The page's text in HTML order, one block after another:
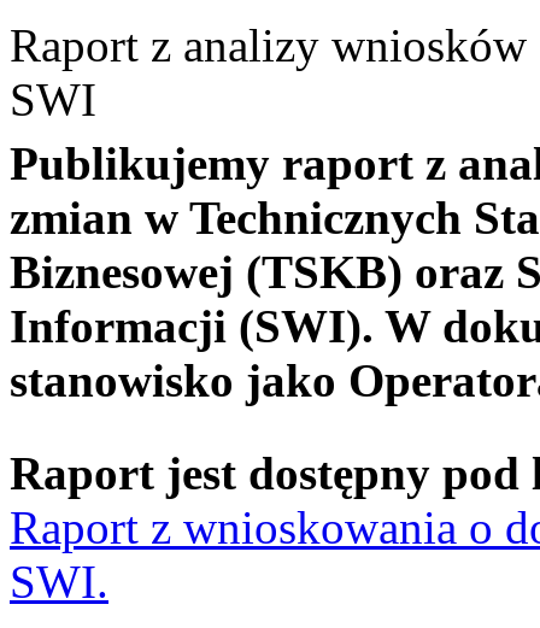
Raport z analizy
SWI
Publikujemy raport z
zmian w Technicznych
Biznesowej (TSKB) oraz
Informacji (SWI). W
stanowisko jako
Raport jest dostępny
Raport z wnioskowania o
SWI.